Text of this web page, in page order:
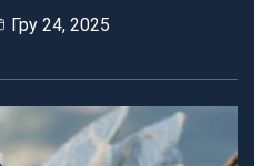
Гру 24, 2025